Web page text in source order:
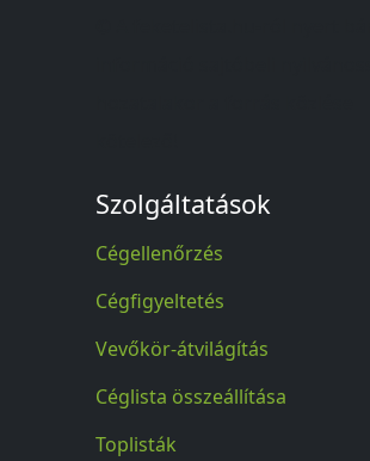
Szolgáltatások
Cégellenőrzés
Cégfigyeltetés
Vevőkör-átvilágítás
Céglista összeállítása
Toplisták